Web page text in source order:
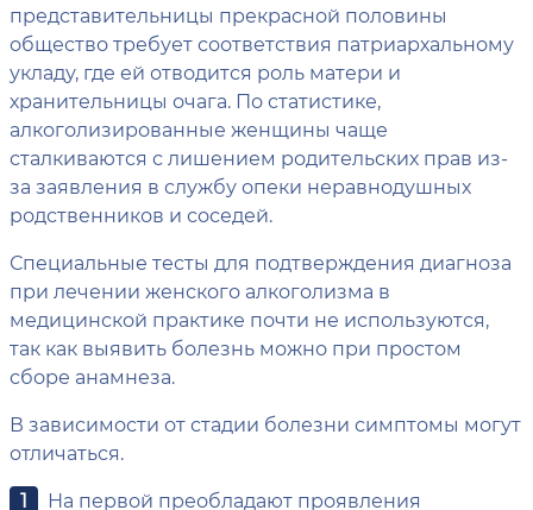
представительницы прекрасной половины
общество требует соответствия патриархальному
укладу, где ей отводится роль матери и
хранительницы очага. По статистике,
алкоголизированные женщины чаще
сталкиваются с лишением родительских прав из-
за заявления в службу опеки неравнодушных
родственников и соседей.
Специальные тесты для подтверждения диагноза
при лечении женского алкоголизма в
медицинской практике почти не используются,
так как выявить болезнь можно при простом
сборе анамнеза.
В зависимости от стадии болезни симптомы могут
отличаться.
На первой преобладают проявления